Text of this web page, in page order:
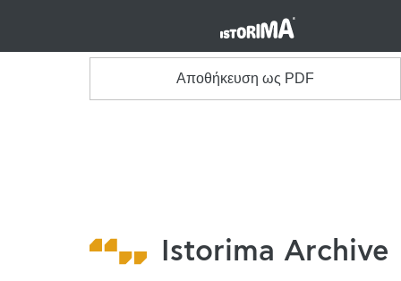
Αποθήκευση ως PDF
Istorima Archive